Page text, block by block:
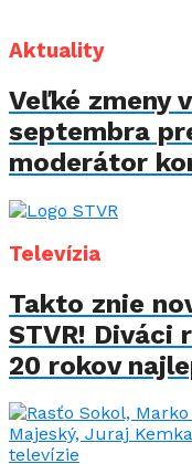
Aktuality
Veľké zmeny
septembra
moderátor
Televízia
Takto znie
STVR! Diváci
20 rokov